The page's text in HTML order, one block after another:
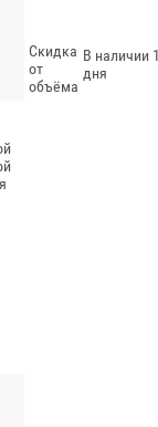
Скидка
от
объёма
В наличии
дня